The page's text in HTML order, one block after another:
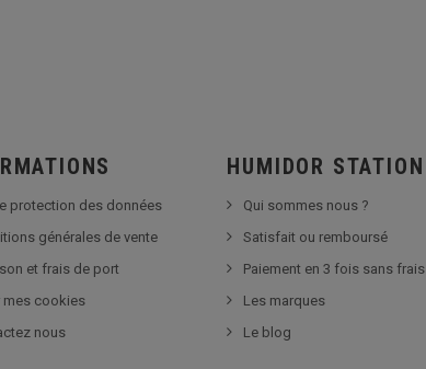
protection des données
générales de vente
et frais de port
mes cookies
nous
HUMIDOR STATION
Qui sommes nous ?
Satisfait ou remboursé
Paiement en 3 fois sans frais
Les marques
Le blog